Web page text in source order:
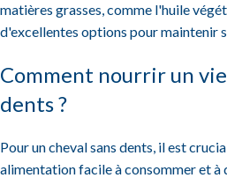
matières grasses, comme l'huile
d'excellentes options pour maintenir
Comment nourrir un
dents ?
Pour un cheval sans dents, il est
alimentation facile à consommer et à